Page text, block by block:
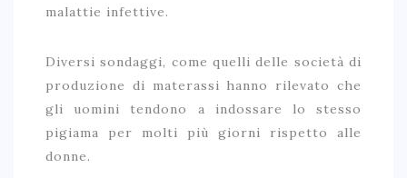
malattie infettive.
Diversi sondaggi, come quelli delle società di
produzione di materassi hanno rilevato che
gli uomini tendono a indossare lo stesso
pigiama per molti più giorni rispetto alle
donne.